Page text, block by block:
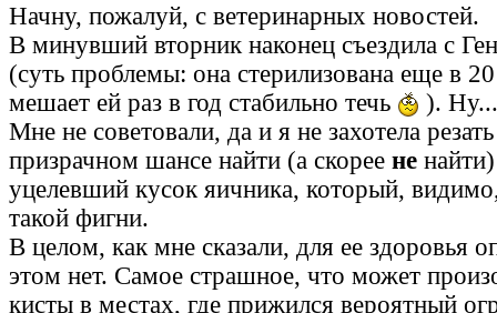
Начну, пожалуй, с ветеринарных новостей.
В минувший вторник наконец съездила с
(суть проблемы: она стерилизована еще в
мешает ей раз в год стабильно течь
). Ну...
Мне не советовали, да и я не захотела
призрачном шансе найти (а скорее не
уцелевший кусок яичника, который,
такой фигни.
В целом, как мне сказали, для ее здоровья
этом нет. Самое страшное, что может
кисты в местах, где прижился вероятный